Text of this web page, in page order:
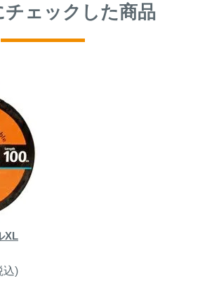
チェックした商品
XL
込)